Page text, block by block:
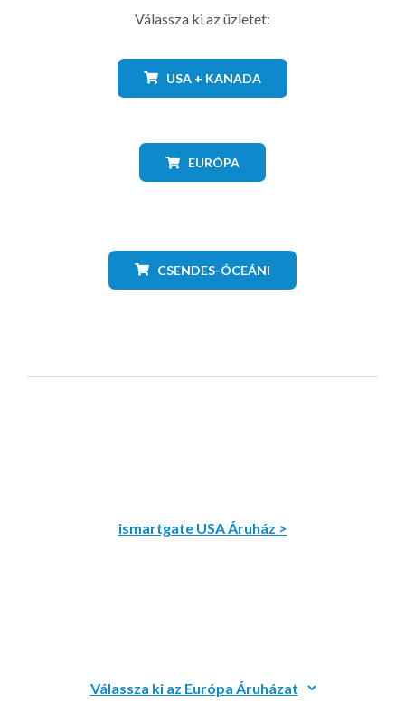
Válassza ki az üzletet:
USA + KANADA
EURÓPA
CSENDES-ÓCEÁNI
ismartgate USA Áruház >